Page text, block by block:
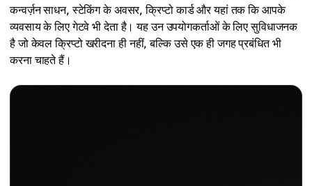
कन्वर्ज़न साधन, स्टेकिंग के अवसर, क्रिप्टो कार्ड और यहां तक कि आपके
व्यवसाय के लिए गेटवे भी देता है। यह उन उपयोगकर्ताओं के लिए सुविधाजनक
है जो केवल क्रिप्टो खरीदना ही नहीं, बल्कि उसे एक ही जगह प्रबंधित भी
करना चाहते हैं।